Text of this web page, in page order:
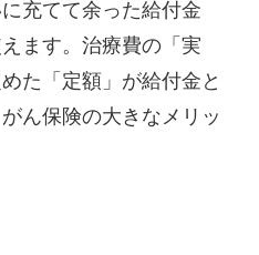
充てて余った給付金
ます。治療費の「実
た「定額」が給付金と
ん保険の大きなメリッ